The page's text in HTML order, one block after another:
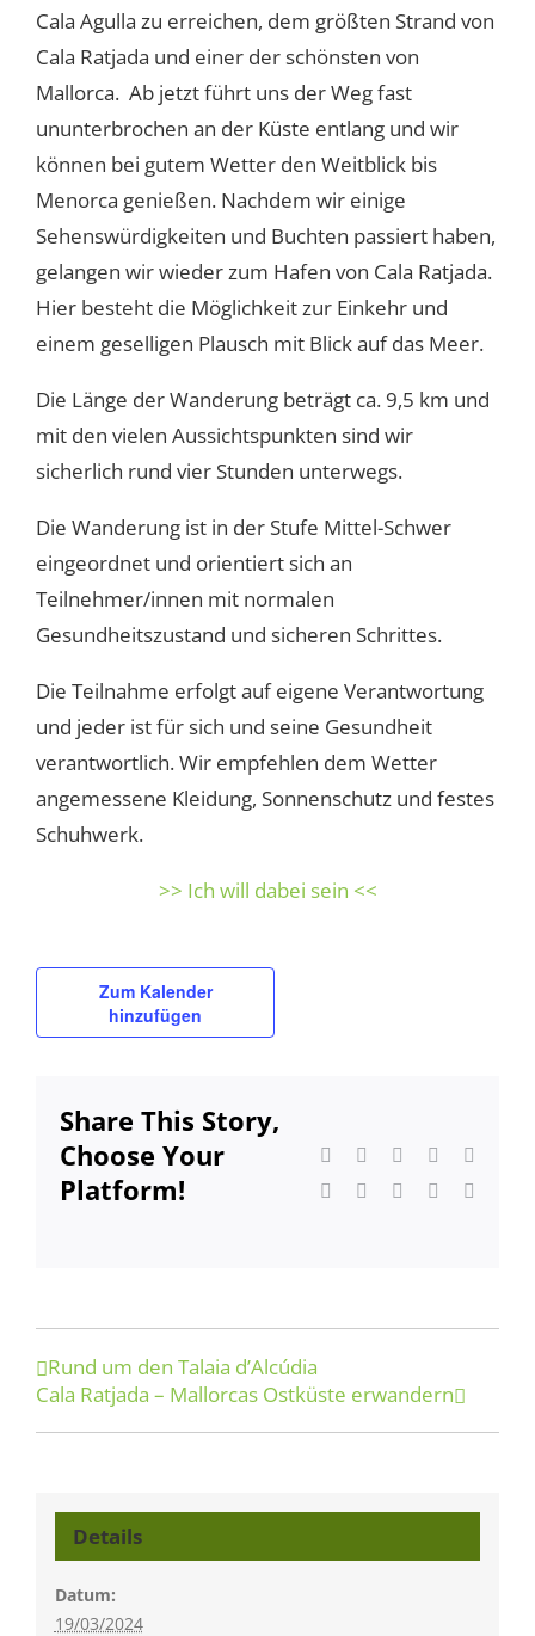
Cala Agulla zu erreichen, dem größten Strand von
Cala Ratjada und einer der schönsten von
Mallorca. Ab jetzt führt uns der Weg fast
ununterbrochen an der Küste entlang und wir
können bei gutem Wetter den Weitblick bis
Menorca genießen. Nachdem wir einige
Sehenswürdigkeiten und Buchten passiert haben,
gelangen wir wieder zum Hafen von Cala Ratjada.
Hier besteht die Möglichkeit zur Einkehr und
einem geselligen Plausch mit Blick auf das Meer.
Die Länge der Wanderung beträgt ca. 9,5 km und
mit den vielen Aussichtspunkten sind wir
sicherlich rund vier Stunden unterwegs.
Die Wanderung ist in der Stufe Mittel-Schwer
eingeordnet und orientiert sich an
Teilnehmer/innen mit normalen
Gesundheitszustand und sicheren Schrittes.
Die Teilnahme erfolgt auf eigene Verantwortung
und jeder ist für sich und seine Gesundheit
verantwortlich. Wir empfehlen dem Wetter
angemessene Kleidung, Sonnenschutz und festes
Schuhwerk.
>> Ich will dabei sein <<
Zum Kalender
hinzufügen
Share This Story,
Choose Your
Platform!
Facebook
TwitterReddit LinkedIn
TumblrPinterest Xing
Rund um den Talaia d’Alcúdia
Cala Ratjada – Mallorcas Ostküste erwandern
Details
Datum:
19/03/2024